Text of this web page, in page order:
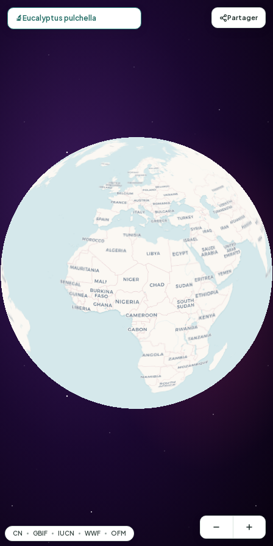
Carte d'observation du Eucalyptus pulchella (Eucalyptus
🔬Eucalyptus pulchella Partager
CN GBIF IUCN WWF OFM